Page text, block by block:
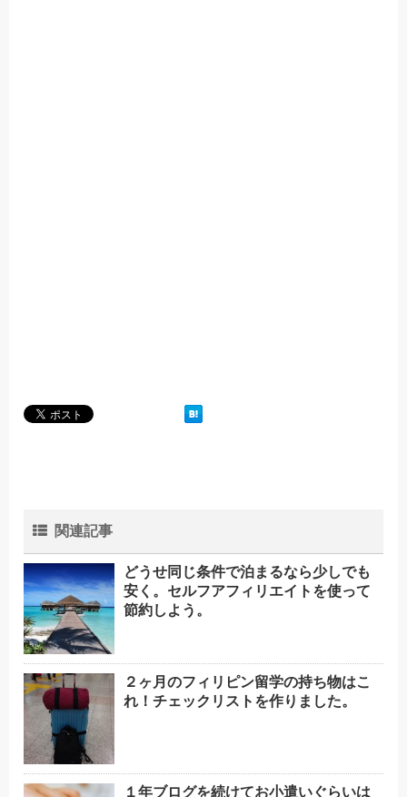
関連記事
どうせ同じ条件で泊まるなら少しでも
安く。セルフアフィリエイトを使って
節約しよう。
２ヶ月のフィリピン留学の持ち物はこ
れ！チェックリストを作りました。
１年ブログを続けてお小遣いぐらいは